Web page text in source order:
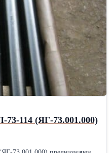
8Д2.966.034-10;
12; Фильтропакет
16; Продам
8Д2.966.034-18;
8Д6.270.001-2;
8Д6.270.001-5; фильтродиск 8Д6.270.001-6
73-114 (ЯГ-73.001.000)